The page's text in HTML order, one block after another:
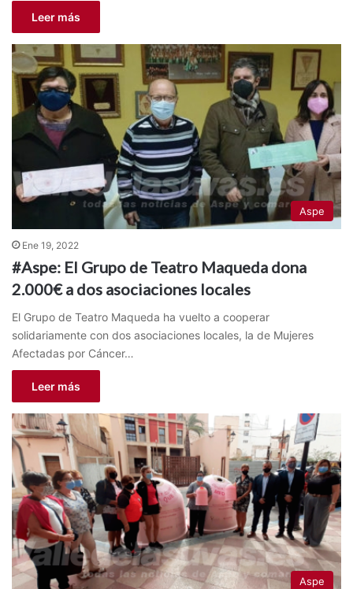
Leer más
Aspe
Ene 19, 2022
#Aspe: El Grupo de Teatro Maqueda dona
2.000€ a dos asociaciones locales
El Grupo de Teatro Maqueda ha vuelto a cooperar
solidariamente con dos asociaciones locales, la de Mujeres
Afectadas por Cáncer…
Leer más
Aspe